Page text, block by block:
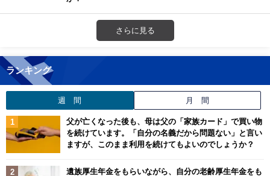
さらに見る
ランキング
週 間 月 間
父が亡くなった後も、母は父の「家族カード」で買い物
を続けています。「自分の名義だから問題ない」と言い
ますが、このまま利用を続けてもよいのでしょうか？
遺族厚生年金をもらいながら、自分の老齢厚生年金をも